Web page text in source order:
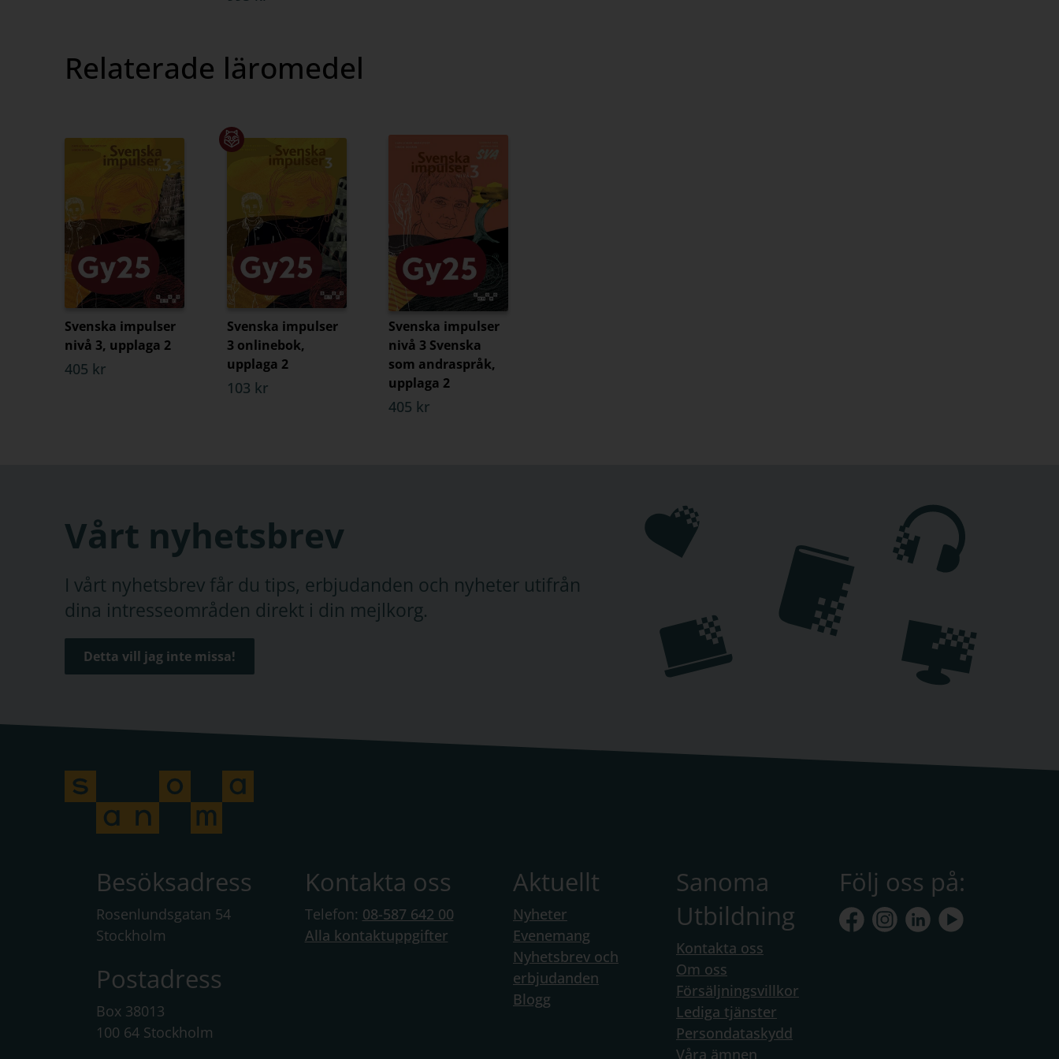
Relaterade läromedel
Svenska impulser
nivå 3, upplaga 2
405 kr
Svenska impulser
3 onlinebok,
upplaga 2
103 kr
Svenska impulser
nivå 3 Svenska
som andraspråk,
upplaga 2
405 kr
Vårt nyhetsbrev
I vårt nyhetsbrev får du tips, erbjudanden och nyheter utifrån
dina intresseområden direkt i din mejlkorg.
Detta vill jag inte missa!
Besöksadress
Rosenlundsgatan 54
Stockholm
Postadress
Box 38013
100 64 Stockholm
Kontakta oss
Telefon: 08-587 642 00
Alla kontaktuppgifter
Aktuellt
Nyheter
Evenemang
Nyhetsbrev och
erbjudanden
Blogg
Sanoma
Utbildning
Kontakta oss
Om oss
Försäljningsvillkor
Lediga tjänster
Persondataskydd
Våra ämnen
Följ oss på: